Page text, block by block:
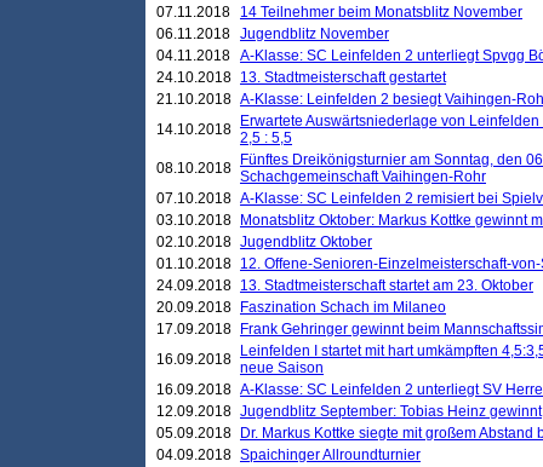
07.11.2018
14 Teilnehmer beim Monatsblitz November
06.11.2018 Jugendblitz November
04.11.2018 A-Klasse: SC Leinfelden 2 unterliegt Spvgg
24.10.2018 13. Stadtmeisterschaft gestartet
21.10.2018 A-Klasse: Leinfelden 2 besiegt Vaihingen-
14.10.2018
Erwartete Auswärtsniederlage von
2,5 : 5,5
08.10.2018
Fünftes Dreikönigsturnier am Sonntag, den
Schachgemeinschaft Vaihingen-Rohr
07.10.2018 A-Klasse: SC Leinfelden 2 remisiert bei
03.10.2018
Monatsblitz Oktober: Markus Kottke gewinnt
02.10.2018 Jugendblitz Oktober
01.10.2018 12. Offene-Senioren-Einzelmeisterschaft-
24.09.2018 13. Stadtmeisterschaft startet am 23. Oktober
20.09.2018
Faszination Schach im Milaneo
17.09.2018
Frank Gehringer gewinnt beim
16.09.2018
Leinfelden I startet mit hart umkämpften
neue Saison
16.09.2018 A-Klasse: SC Leinfelden 2 unterliegt SV
12.09.2018 Jugendblitz September: Tobias Heinz gewinnt
05.09.2018
Dr. Markus Kottke siegte mit großem
04.09.2018 Spaichinger Allroundturnier